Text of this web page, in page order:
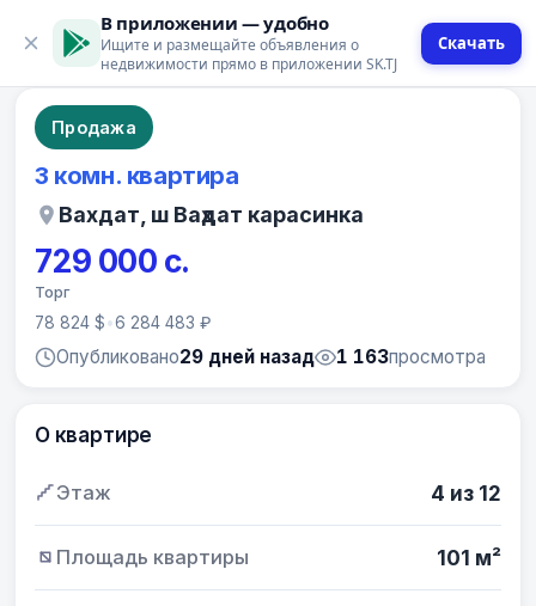
В приложении — удобно
Ищите и размещайте объявления о
недвижимости прямо в приложении SK.TJ
Скачать
10 фото
Продажа
3 комн. квартира
Вахдат, ш Ваҳдат карасинка
729 000 с.
Торг
78 824 $•6 284 483 ₽
Опубликовано29 дней назад 1 163просмотра
О квартире
Этаж 4 из 12
Площадь квартиры 101 м²